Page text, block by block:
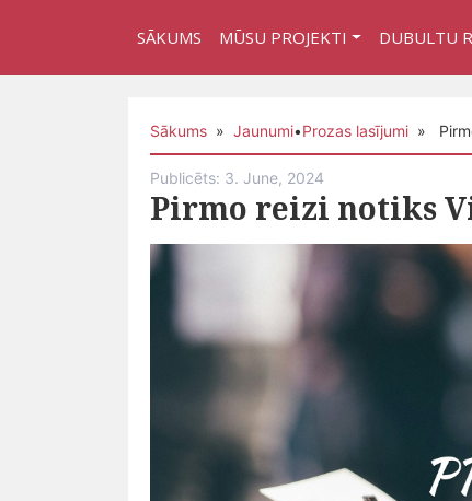
SĀKUMS MŪSU PROJEKTI DUBULTU
Sākums » Jaunumi•Prozas lasījumi »
Publicēts: 3. June, 2024
Pirmo reizi notiks